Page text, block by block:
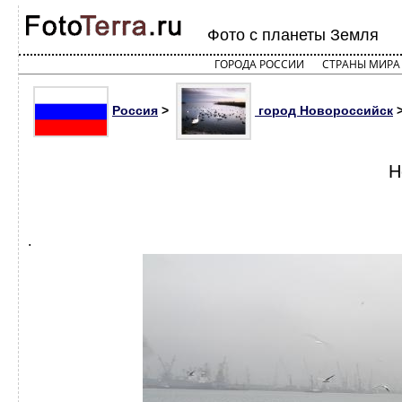
Фото с планеты Земля
ГОРОДА РОССИИ СТРАНЫ МИРА
Россия > город Новороссийск
.